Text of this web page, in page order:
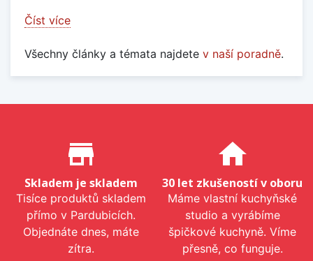
Číst více
Všechny články a témata najdete v naší poradně.
Proč nakupovat u nás?
store_mall_directory
Skladem je skladem
Tisíce produktů skladem
přímo v Pardubicích.
Objednáte dnes, máte
zítra.
home
30 let zkušeností v oboru
Máme vlastní kuchyňské
studio a vyrábíme
špičkové kuchyně. Víme
přesně, co funguje.